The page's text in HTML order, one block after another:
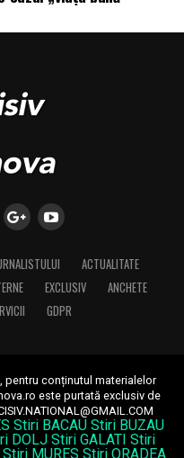
ACTUALITATE
EXCLUSIV
ANCHETE
GDPR
pentru conținutul materialelor
este purtată exclusiv de
Stiri BACAU Stiri BUZAU
DOLJ Stiri GALATI Stiri
Stiri MURES Stiri ORADEA